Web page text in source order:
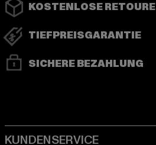
KOSTENLOSE RETOURE
TIEFPREISGARANTIE
SICHERE BEZAHLUNG